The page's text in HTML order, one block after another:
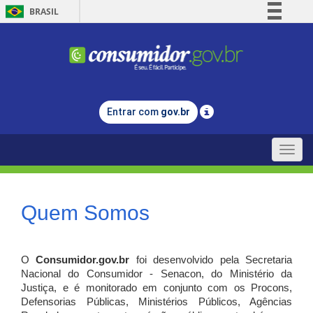
BRASIL
Comunica BR
Legislação
Entrar com gov.br
Toggle
Quem Somos
OConsumidor.gov.br
foi desenvolvido pela Secretaria
Nacional do Consumidor - Senacon, do Ministério da
Justiça, e é monitorado em conjunto com os Procons,
Defensorias Públicas, Ministérios Públicos, Agências